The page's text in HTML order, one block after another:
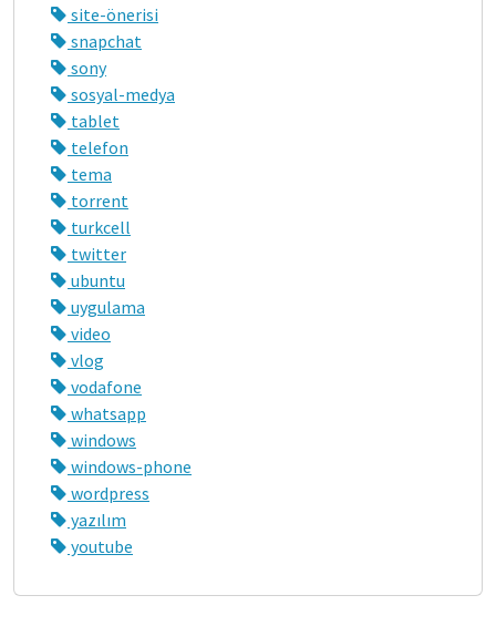
site-önerisi
snapchat
sony
sosyal-medya
tablet
telefon
tema
torrent
turkcell
twitter
ubuntu
uygulama
video
vlog
vodafone
whatsapp
windows
windows-phone
wordpress
yazılım
youtube